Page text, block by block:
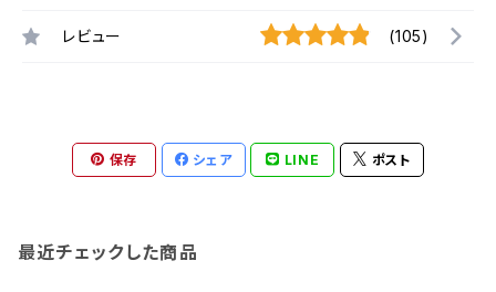
レビュー (105)
保存 シェア LINE ポスト
最近チェックした商品